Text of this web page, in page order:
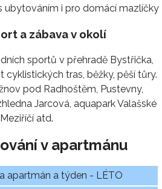
ubytováním i pro domácí mazlíčky
a zábava v okolí
sportů v přehradě Bystřička,
tras, běžky, pěší tůry.
pod Radhoštěm, Pustevny,
Jarcová, aquapark Valašské
Meziříčí atd.
v apartmánu
apartmán a týden - LÉTO